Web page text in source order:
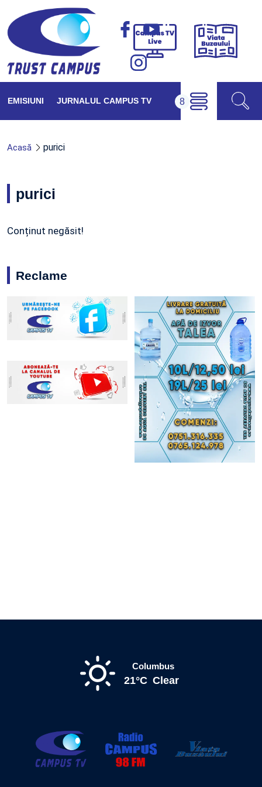
Campus
Viața
EMISIUNI JURNALUL CAMPUS TV
Acasă purici
purici
Conținut negăsit!
Reclame
Columbus
21°C Clear